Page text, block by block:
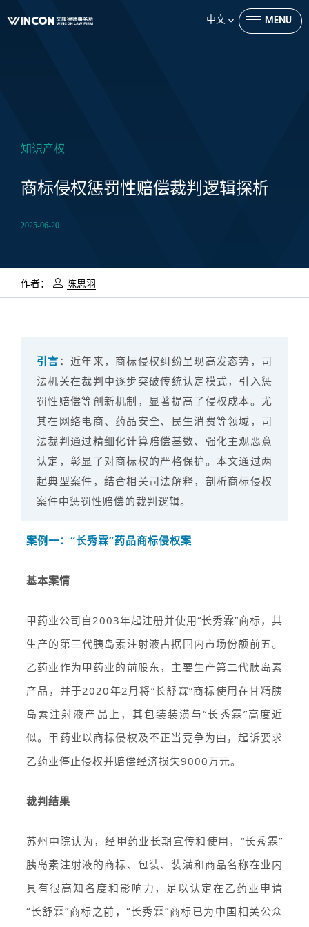
中文
MENU
CLOSE
知识产权
商标侵权惩罚性赔偿裁判逻辑探析
2025-06-20
作者： 陈思羽
引言 ： 近年来，商标侵权纠纷呈现高发态势，司
法机关在裁判中逐步突破传统认定模式，引入惩
罚性赔偿等创新机制，显著提高了侵权成本。尤
其在网络电商、药品安全、民生消费等领域，司
法裁判通过精细化计算赔偿基数、强化主观恶意
认定，彰显了对商标权的严格保护。本文通过两
起典型案件，结合相关司法解释，剖析商标侵权
案件中惩罚性赔偿的裁判逻辑。
案例一：“长秀霖”药品商标侵权案
基本案情
甲药业公司自2003年起注册并使用“长秀霖”商标，其
生产的第三代胰岛素注射液占据国内市场份额前五。
乙药业作为甲药业的前股东，主要生产第二代胰岛素
产品，并于2020年2月将“长舒霖”商标使用在甘精胰
岛素注射液产品上，其包装装潢与“长秀霖”高度近
似。甲药业以商标侵权及不正当竞争为由，起诉要求
乙药业停止侵权并赔偿经济损失9000万元。
裁判结果
苏州中院认为，经甲药业长期宣传和使用，“长秀霖”
胰岛素注射液的商标、包装、装潢和商品名称在业内
具有很高知名度和影响力，足以认定在乙药业申请
“长舒霖”商标之前，“长秀霖”商标已为中国相关公众